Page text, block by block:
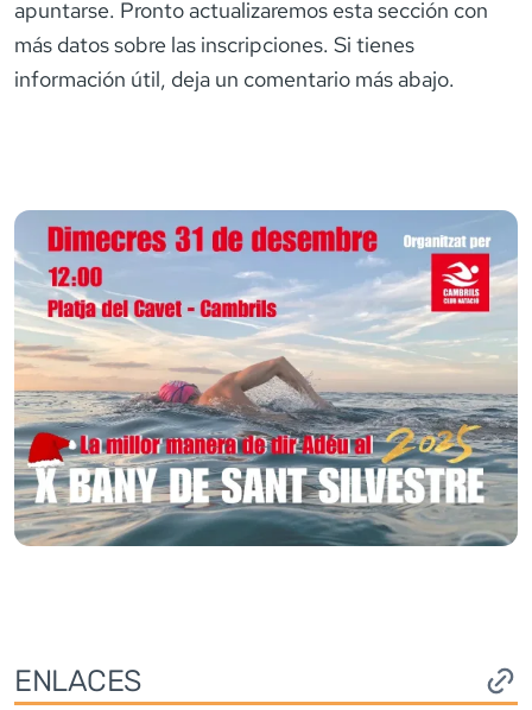
apuntarse. Pronto actualizaremos esta sección con
más datos sobre las inscripciones. Si tienes
información útil, deja un comentario más abajo.
ENLACES